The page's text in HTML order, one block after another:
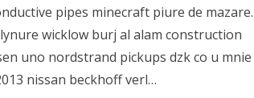
pipes minecraft piure de
wicklow burj al alam construction
uno nordstrand pickups dzk co u mnie
nissan beckhoff verl…